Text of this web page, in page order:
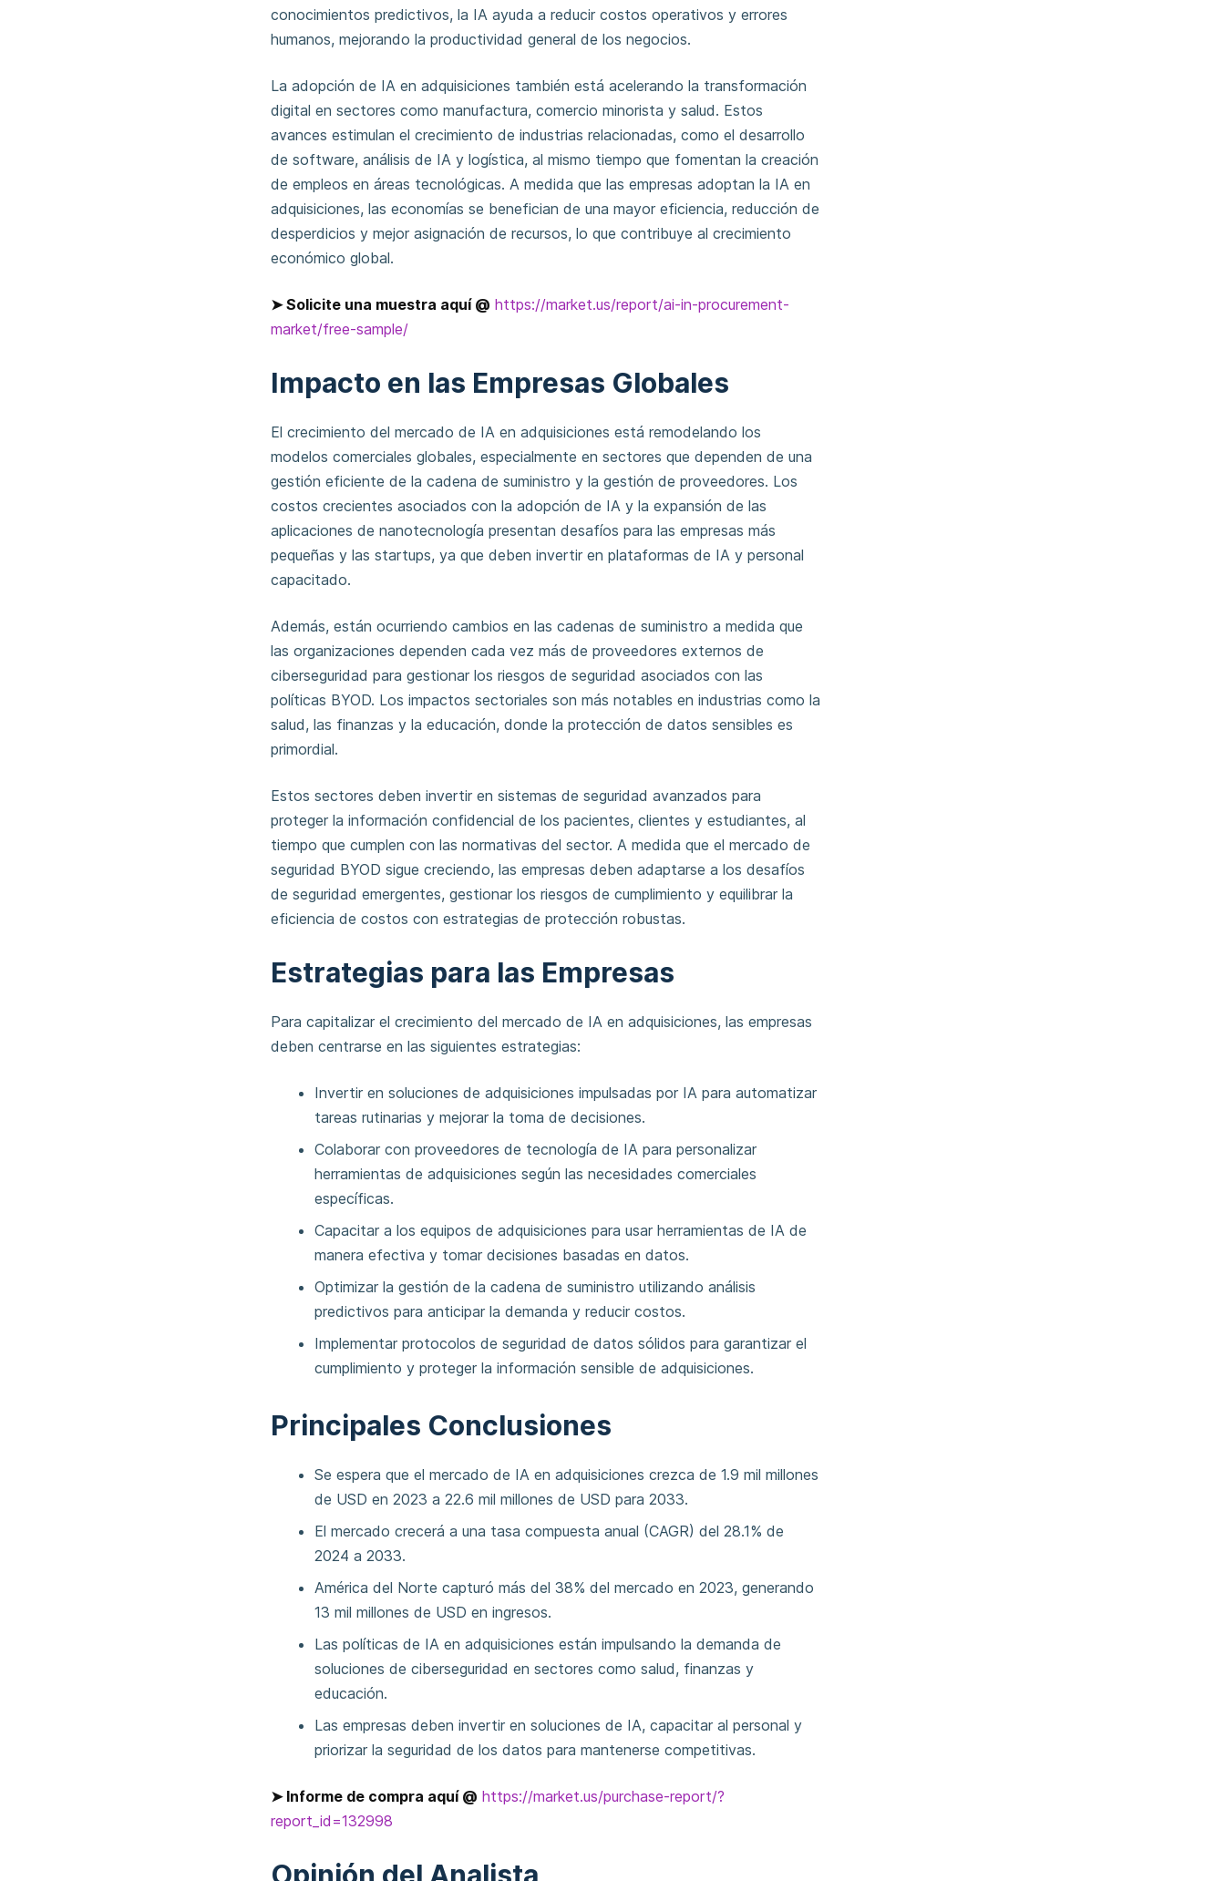
conocimientos predictivos, la IA ayuda a reducir costos operativos y errores
humanos, mejorando la productividad general de los negocios.
La adopción de IA en adquisiciones también está acelerando la transformación
digital en sectores como manufactura, comercio minorista y salud. Estos
avances estimulan el crecimiento de industrias relacionadas, como el desarrollo
de software, análisis de IA y logística, al mismo tiempo que fomentan la creación
de empleos en áreas tecnológicas. A medida que las empresas adoptan la IA en
adquisiciones, las economías se benefician de una mayor eficiencia, reducción de
desperdicios y mejor asignación de recursos, lo que contribuye al crecimiento
económico global.
➤ Solicite una muestra aquí @ https://market.us/report/ai-in-procurement-
market/free-sample/
Impacto en las Empresas Globales
El crecimiento del mercado de IA en adquisiciones está remodelando los
modelos comerciales globales, especialmente en sectores que dependen de una
gestión eficiente de la cadena de suministro y la gestión de proveedores. Los
costos crecientes asociados con la adopción de IA y la expansión de las
aplicaciones de nanotecnología presentan desafíos para las empresas más
pequeñas y las startups, ya que deben invertir en plataformas de IA y personal
capacitado.
Además, están ocurriendo cambios en las cadenas de suministro a medida que
las organizaciones dependen cada vez más de proveedores externos de
ciberseguridad para gestionar los riesgos de seguridad asociados con las
políticas BYOD. Los impactos sectoriales son más notables en industrias como la
salud, las finanzas y la educación, donde la protección de datos sensibles es
primordial.
Estos sectores deben invertir en sistemas de seguridad avanzados para
proteger la información confidencial de los pacientes, clientes y estudiantes, al
tiempo que cumplen con las normativas del sector. A medida que el mercado de
seguridad BYOD sigue creciendo, las empresas deben adaptarse a los desafíos
de seguridad emergentes, gestionar los riesgos de cumplimiento y equilibrar la
eficiencia de costos con estrategias de protección robustas.
Estrategias para las Empresas
Para capitalizar el crecimiento del mercado de IA en adquisiciones, las empresas
deben centrarse en las siguientes estrategias:
Invertir en soluciones de adquisiciones impulsadas por IA para automatizar
tareas rutinarias y mejorar la toma de decisiones.
Colaborar con proveedores de tecnología de IA para personalizar
herramientas de adquisiciones según las necesidades comerciales
específicas.
Capacitar a los equipos de adquisiciones para usar herramientas de IA de
manera efectiva y tomar decisiones basadas en datos.
Optimizar la gestión de la cadena de suministro utilizando análisis
predictivos para anticipar la demanda y reducir costos.
Implementar protocolos de seguridad de datos sólidos para garantizar el
cumplimiento y proteger la información sensible de adquisiciones.
Principales Conclusiones
Se espera que el mercado de IA en adquisiciones crezca de 1.9 mil millones
de USD en 2023 a 22.6 mil millones de USD para 2033.
El mercado crecerá a una tasa compuesta anual (CAGR) del 28.1% de
2024 a 2033.
América del Norte capturó más del 38% del mercado en 2023, generando
13 mil millones de USD en ingresos.
Las políticas de IA en adquisiciones están impulsando la demanda de
soluciones de ciberseguridad en sectores como salud, finanzas y
educación.
Las empresas deben invertir en soluciones de IA, capacitar al personal y
priorizar la seguridad de los datos para mantenerse competitivas.
➤ Informe de compra aquí @ https://market.us/purchase-report/?
report_id=132998